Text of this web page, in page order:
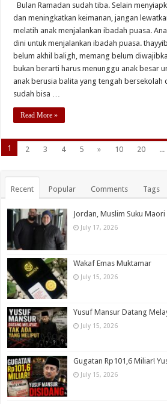
Bulan Ramadan sudah tiba. Selain
dan meningkatkan keimanan, jangan
melatih anak menjalankan ibadah puasa.
dini untuk menjalankan ibadah puasa.
belum akhil baligh, memang belum
bukan berarti harus menunggu anak besar
anak berusia balita yang tengah bersekolah
sudah bisa …
Read More »
1 2 3 4 5 » 10 20 ...
Recent Popular Comments Tags
Jordan, Muslim Suku Maori
July 17, 2026
Wakaf Emas Muktamar
July 15, 2026
Yusuf Mansur Datang
July 15, 2026
Gugatan Rp101,6 Miliar!
July 15, 2026